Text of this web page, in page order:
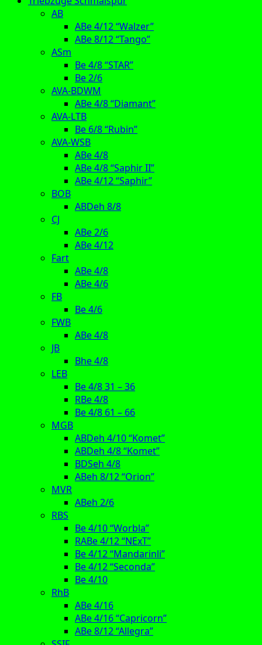
AB
ABe 4/12 “Walzer”
ABe 8/12 “Tango”
ASm
Be 4/8 “STAR”
Be 2/6
AVA-BDWM
ABe 4/8 “Diamant”
AVA-LTB
Be 6/8 “Rubin”
AVA-WSB
ABe 4/8
ABe 4/8 “Saphir II”
ABe 4/12 “Saphir”
BOB
ABDeh 8/8
CJ
ABe 2/6
ABe 4/12
Fart
ABe 4/8
ABe 4/6
FB
Be 4/6
FWB
ABe 4/8
JB
Bhe 4/8
LEB
Be 4/8 31 – 36
RBe 4/8
Be 4/8 61 – 66
MGB
ABDeh 4/10 “Komet”
ABDeh 4/8 “Komet”
BDSeh 4/8
ABeh 8/12 “Orion”
MVR
ABeh 2/6
RBS
Be 4/10 “Worbla”
RABe 4/12 “NExT”
Be 4/12 “Mandarinli”
Be 4/12 “Seconda”
Be 4/10
RhB
ABe 4/16
ABe 4/16 “Capricorn”
ABe 8/12 “Allegra”